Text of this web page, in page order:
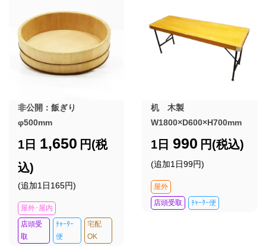
非公開：飯ぎり
φ500mm
1日 1,650 円(税
込)
(追加1日165円)
屋外･屋内
店頭受
取
ﾁｬｰﾀｰ
便
宅配
OK
机 木製
W1800×D600×H700mm
1日 990 円(税込)
(追加1日99円)
屋外
店頭受取
ﾁｬｰﾀｰ便